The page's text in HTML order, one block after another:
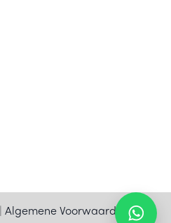
Algemene Voorwaarden